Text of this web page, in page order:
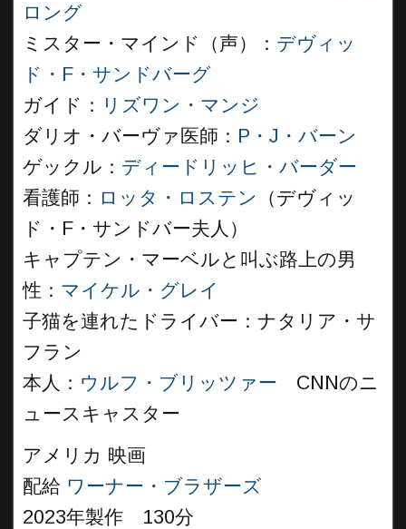
ロング
ミスター・マインド（声）： デヴィッ
ド・F・サンドバーグ
ガイド： リズワン・マンジ
ダリオ・バーヴァ医師： P・J・バーン
ゲックル： ディードリッヒ・バーダー
看護師： ロッタ・ロステン
（デヴィッ
ド・F・サンドバー夫人）
キャプテン・マーベルと叫ぶ路上の男
性： マイケル・グレイ
子猫を連れたドライバー：ナタリア・サ
フラン
本人： ウルフ・ブリッツァー CNNのニ
ュースキャスター
アメリカ 映画
配給 ワーナー・ブラザーズ
2023年製作 130分